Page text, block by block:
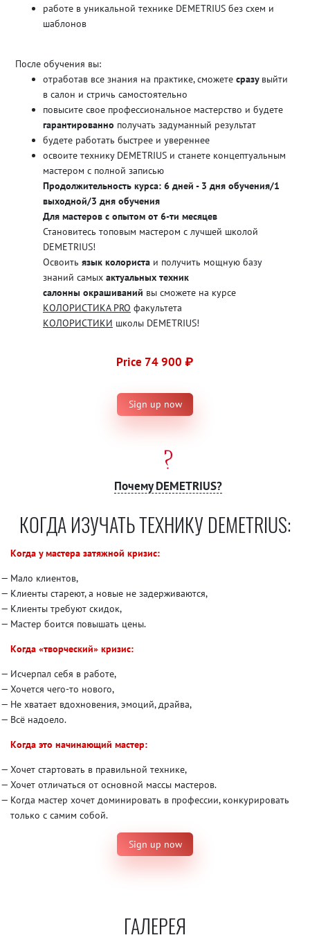
работе в уникальной технике DEMETRIUS без схем и
шаблонов
После обучения вы:
отработав все знания на практике, сможете сразу выйти
в салон и стричь самостоятельно
повысите свое профессиональное мастерство и будете
гарантированно получать задуманный результат
будете работать быстрее и увереннее
освоите технику DEMETRIUS и станете концептуальным
мастером с полной записью
Продолжительность курса: 6 дней - 3 дня обучения/1
выходной/3 дня обучения
Для мастеров с опытом от 6-ти месяцев
Становитесь топовым мастером с лучшей школой
DEMETRIUS!
Освоить язык колориста и получить мощную базу
знаний самых актуальных техник
салонны окрашиваний вы сможете на курсе
КОЛОРИСТИКА PRO факультета
КОЛОРИСТИКИ школы DEMETRIUS!
Price 74 900 ₽
Sign up now
Почему DEMETRIUS?
КОГДА ИЗУЧАТЬ ТЕХНИКУ DEMETRIUS:
Когда у мастера затяжной кризис:
Мало клиентов,
Клиенты стареют, а новые не задерживаются,
Клиенты требуют скидок,
Мастер боится повышать цены.
Когда «творческий» кризис:
Исчерпал себя в работе,
Хочется чего-то нового,
Не хватает вдохновения, эмоций, драйва,
Всё надоело.
Когда это начинающий мастер:
Хочет стартовать в правильной технике,
Хочет отличаться от основной массы мастеров.
Когда мастер хочет доминировать в профессии, конкурировать
только с самим собой.
Sign up now
ГАЛЕРЕЯ